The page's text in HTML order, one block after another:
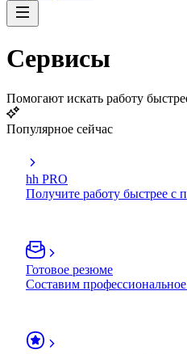
Сервисы
Помогают искать работу
Популярное сейчас
hh PRO
Получите работу быстрее с
Готовое резюме
Составим